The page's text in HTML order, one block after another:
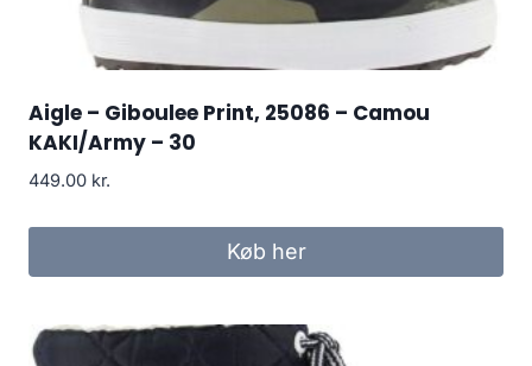
Aigle – Giboulee Print, 25086 – Camou
KAKI/Army – 30
449.00 kr.
Køb her